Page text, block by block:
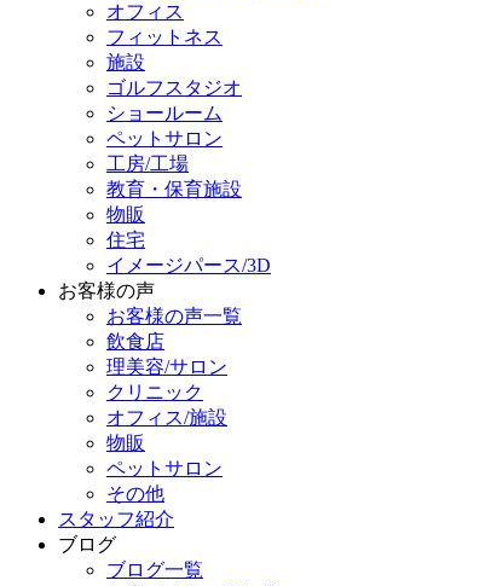
オフィス
フィットネス
施設
ゴルフスタジオ
ショールーム
ペットサロン
工房/工場
教育・保育施設
物販
住宅
イメージパース/3D
お客様の声
お客様の声一覧
飲食店
理美容/サロン
クリニック
オフィス/施設
物販
ペットサロン
その他
スタッフ紹介
ブログ
ブログ一覧